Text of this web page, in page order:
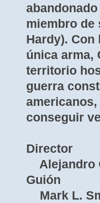
miembro de
Hardy). Con
única arma,
territorio
guerra
conseguir
Director
Alejandro
Guión
Mark L.